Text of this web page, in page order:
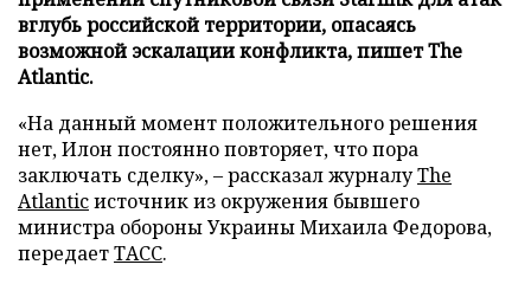
вглубь российской территории, опасаясь
возможной эскалации конфликта, пишет The
Atlantic.
«На данный момент положительного решения
нет, Илон постоянно повторяет, что пора
заключать сделку», – рассказал журналуThe
Atlanticисточник из окружения бывшего
министра обороны Украины Михаила Федорова,
передаетТАСС.